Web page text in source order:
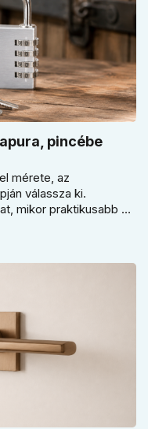
pincébe
mérete, az
válassza ki.
mikor praktikusabb a
házhoz csak ár